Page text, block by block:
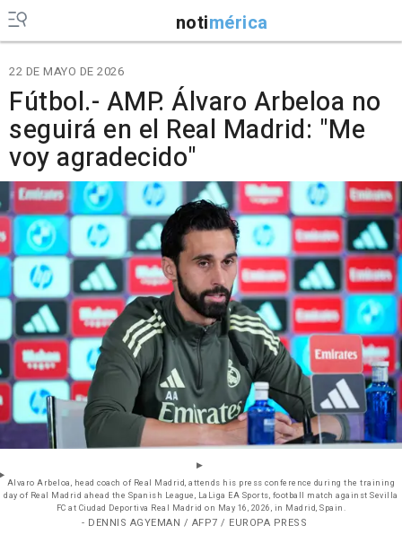
notimérica
22 DE MAYO DE 2026
Fútbol.- AMP. Álvaro Arbeloa no
seguirá en el Real Madrid: "Me
voy agradecido"
Alvaro Arbeloa, head coach of Real Madrid, attends his press conference during the training
day of Real Madrid ahead the Spanish League, LaLiga EA Sports, football match against Sevilla
FC at Ciudad Deportiva Real Madrid on May 16, 2026, in Madrid, Spain.
- DENNIS AGYEMAN / AFP7 / EUROPA PRESS